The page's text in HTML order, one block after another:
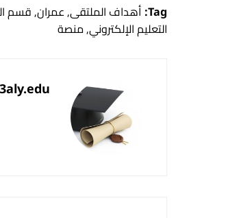
Tag: أهداف الملتقى,عمران,قسم
التعليم الإلكتروني,منصة